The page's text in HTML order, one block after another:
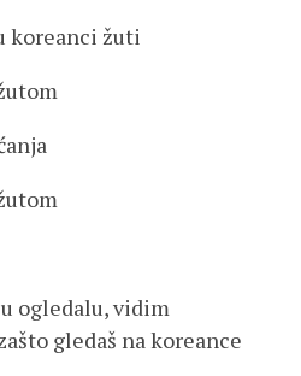
koreanci žuti
ogledalu, vidim
gledaš na koreance